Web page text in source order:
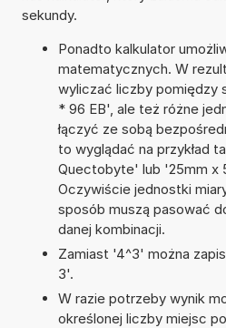
sekundy.
Ponadto kalkulator
matematycznych. W
wyliczać liczby pomiędzy
* 96 EB', ale też różne
łączyć ze sobą
to wyglądać na przykład
Quectobyte' lub '25mm x
Oczywiście jednostki
sposób muszą pasować
danej kombinacji.
Zamiast '4^3' można
3'.
W razie potrzeby wynik
określonej liczby miejsc